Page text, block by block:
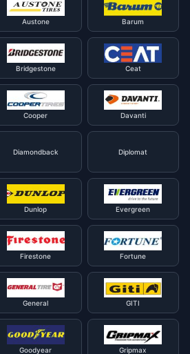
Austone
Barum
Bridgestone Ceat
Cooper Davanti
Diamondback Diplomat
Dunlop
Evergreen
Firestone Fortune
General GITI
Goodyear Gripmax